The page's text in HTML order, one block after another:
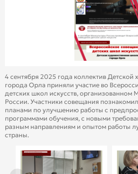
4 сентября 2025 года коллектив
города Орла приняли участие во
детских школ искусств, организованном
России. Участники совещания
планами по улучшению работы с
программами обучения, с новыми
разным направлениям и опытом работы
страны.